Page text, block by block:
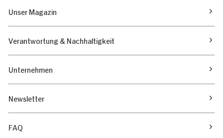
Unser Magazin
Verantwortung & Nachhaltigkeit
Unternehmen
Newsletter
FAQ